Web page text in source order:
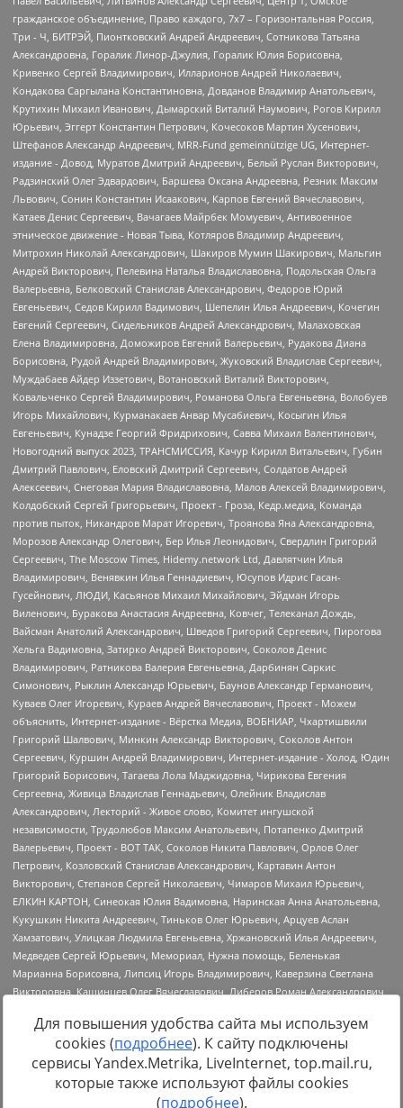
Источник:https://minjust.gov.ru/uploaded/files/reestr-
inostrannyih-agentov-22-03-2024.pdfданные на22.03.2024
Для повышения удобства сайта мы используем
cookies (подробнее). К сайту подключены
сервисы Yandex.Metrika, LiveInternet, top.mail.ru,
которые также используют файлы cookies
(подробнее).